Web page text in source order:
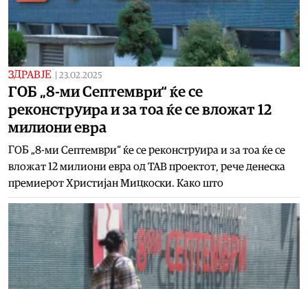
ЗДРАВЈЕ 23.02.2025
ГОБ „8-ми Септември“ ќе се
реконструира и за тоа ќе се вложат 12
милиони евра
ГОБ „8-ми Септември“ ќе се реконструира и за тоа ќе се
вложат 12 милиони евра од ТАВ проектот, рече денеска
премиерот Христијан Мицкоски. Како што